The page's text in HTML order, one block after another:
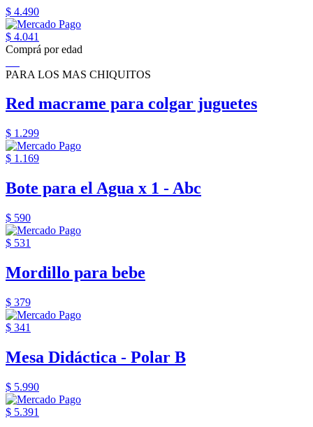
$ 4.490
$ 4.041
Comprá por edad
PARA LOS MAS CHIQUITOS
Red macrame para colgar juguetes
$ 1.299
$ 1.169
Bote para el Agua x 1 - Abc
$ 590
$ 531
Mordillo para bebe
$ 379
$ 341
Mesa Didáctica - Polar B
$ 5.990
$ 5.391